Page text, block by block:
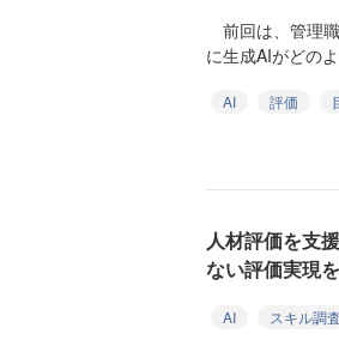
前回は、管理
に生成AIがどの
AI 評価
人材評価を支
ない評価実現
AI スキル調査